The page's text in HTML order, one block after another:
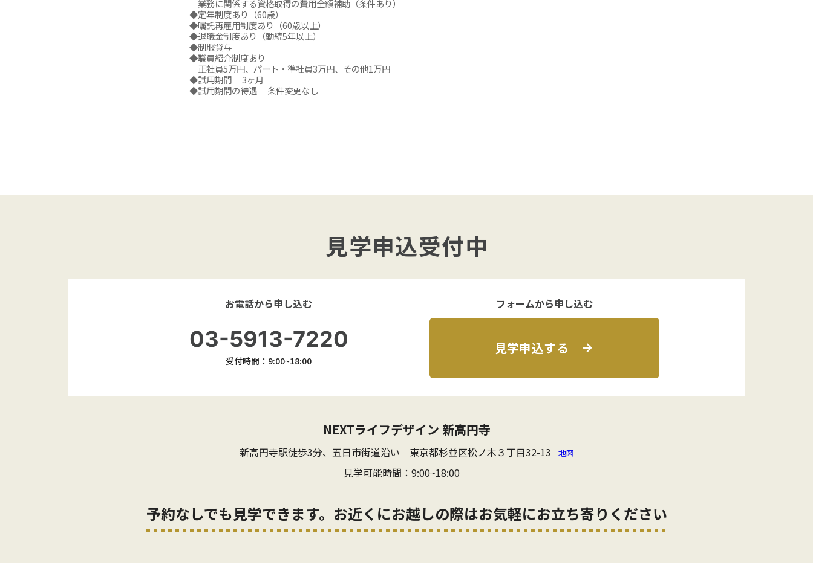
業務に関係する資格取得の費用全額補助（条件あり）
◆定年制度あり（60歳）
◆嘱託再雇用制度あり（60歳以上）
◆退職金制度あり（勤続5年以上）
◆制服貸与
◆職員紹介制度あり
正社員5万円、パート・準社員3万円、その他1万円
◆試用期間 3ヶ月
◆試用期間の待遇 条件変更なし
見学申込受付中
お電話から申し込む
03-5913-7220
受付時間：9:00~18:00
フォームから申し込む
見学申込する
NEXTライフデザイン 新高円寺
新高円寺駅徒歩3分、五日市街道沿い 東京都杉並区松ノ木３丁目32-13 地図
見学可能時間：9:00~18:00
予約なしでも見学できます。お近くにお越しの際はお気軽にお立ち寄りください